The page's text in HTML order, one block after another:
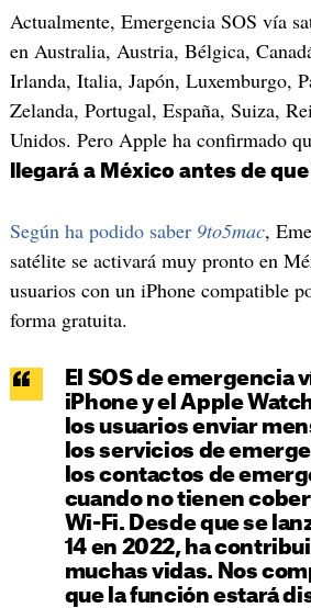
Actualmente, Emergencia SOS vía
en Australia, Austria, Bélgica,
Irlanda, Italia, Japón, Luxemburgo,
Zelanda, Portugal, España, Suiza,
Unidos. Pero Apple ha confirmado
llegará a México antes de
Según ha podido saber 9to5mac,
satélite se activará muy pronto en
usuarios con un iPhone compatible
forma gratuita.
El SOS de emergencia
iPhone y el Apple
los usuarios enviar
los servicios de
los contactos de
cuando no tienen
Wi-Fi. Desde que se
14 en 2022, ha
muchas vidas. Nos
que la función estará